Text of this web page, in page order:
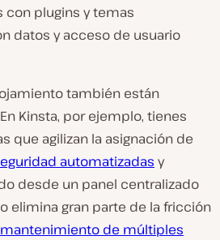
con plugins y temas
datos y acceso de usuario
también están
Kinsta, por ejemplo, tienes
que agilizan la asignación de
automatizadas y
desde un panel centralizado
elimina gran parte de la fricción
mantenimiento de múltiples